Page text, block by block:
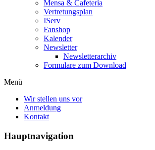
Mensa & Cafeteria
Vertretungsplan
IServ
Fanshop
Kalender
Newsletter
Newsletterarchiv
Formulare zum Download
Menü
Wir stellen uns vor
Anmeldung
Kontakt
Hauptnavigation